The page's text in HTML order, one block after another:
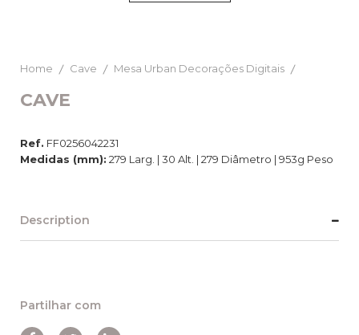
Home Cave Mesa Urban Decorações Digitais
CAVE
Ref. FF0256042231
Medidas (mm): 279 Larg. | 30 Alt. | 279 Diâmetro | 953g Peso
Description
Partilhar com